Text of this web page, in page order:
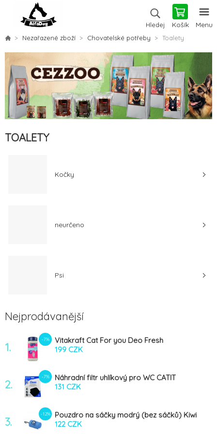
Hledej Košík Menu
Nezařazené zboží Chovatelské potřeby Toalety
TOALETY
Kočky
neurčeno
Psi
Nejprodávanější
1.
-7%
Vitakraft Cat For you Deo Fresh
Levandule grn. 720g
199 CZK
2.
-7%
Náhradní filtr uhlíkový pro WC CATIT
Design 2ks
131 CZK
3.
-12%
Pouzdro na sáčky modrý (bez sáčků) Kiwi
122 CZK